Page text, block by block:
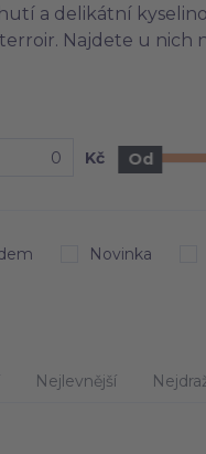
a delikátní
Najdete u nich
Kč Od
Novinka
Nejlevnější